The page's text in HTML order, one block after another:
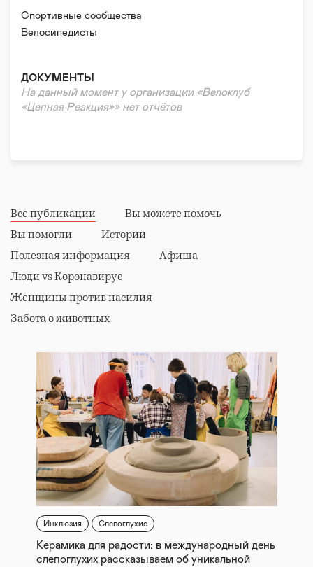
Спортивные сообщества
Велосипедисты
ДОКУМЕНТЫ
На данный момент у организации «Велоклуб
«Цепная Реакция»» нет отчётов
Все публикации
Вы можете помочь
Вы помогли
Истории
Полезная информация
Афиша
Люди vs Коронавирус
Женщины против насилия
Забота о животных
Инклюзия Слепоглухие
Керамика для радости: в международный день
слепоглухих рассказываем об уникальной